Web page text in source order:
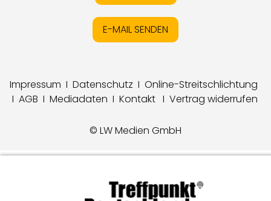
E-MAIL SENDEN
Impressum I Datenschutz I Online-Streitschlichtung
I AGB I Mediadaten I Kontakt I Vertrag widerrufen
© LW Medien GmbH